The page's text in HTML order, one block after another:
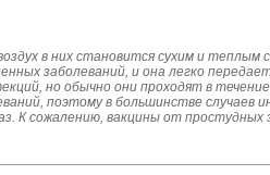
в них становится сухим и теплым
заболеваний, и она легко
но обычно они проходят в
поэтому в большинстве случаев
К сожалению, вакцины от простудных